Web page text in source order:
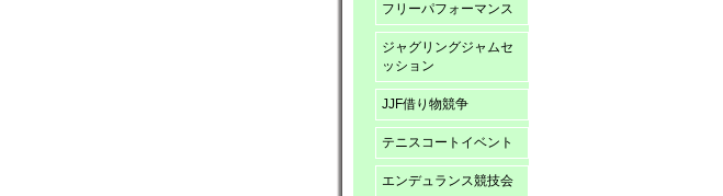
フリーパフォーマンス
ジャグリングジャムセ
ッション
JJF借り物競争
テニスコートイベント
エンデュランス競技会